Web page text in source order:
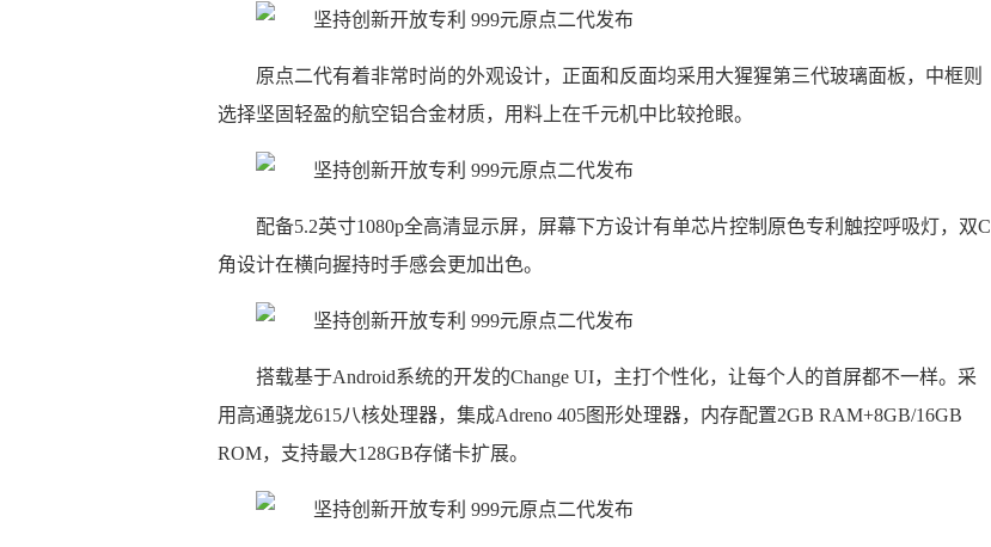
原点二代有着非常时尚的外观设计，正面和反面均采用大猩猩第三代玻璃面板，中框则
选择坚固轻盈的航空铝合金材质，用料上在千元机中比较抢眼。
配备5.2英寸1080p全高清显示屏，屏幕下方设计有单芯片控制原色专利触控呼吸灯，双C
角设计在横向握持时手感会更加出色。
搭载基于Android系统的开发的Change UI，主打个性化，让每个人的首屏都不一样。采
用高通骁龙615八核处理器，集成Adreno 405图形处理器，内存配置2GB RAM+8GB/16GB
ROM，支持最大128GB存储卡扩展。